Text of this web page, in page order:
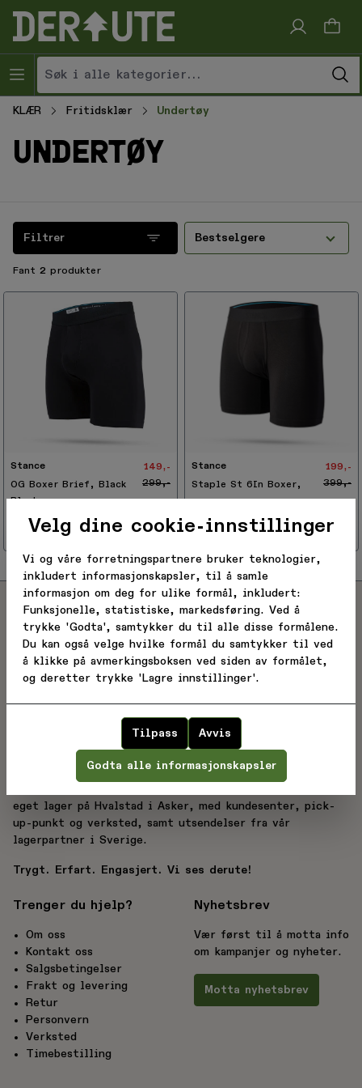
Hopp til innhold
KLÆR Fritidsklær Undertøy
undertøy
Filtrer Bestselgere
Fant 2 produkter
Stance
OG Boxer Brief, Black
149,-
299,-
Black
5+
på lager
Stance
Staple St 6In Boxer,
199,-
399,-
Black
Brattsport.no + BCsport.no = derute.no
Ny norsk nettbutikk bygget på erfaring, lidenskap og
Derute.no drives av BC Sport AS, med over 20 års
eget lager på Hvalstad i Asker, med kundesenter, pick-
up-punkt og verksted, samt utsendelser fra vår
lagerpartner i Sverige.
Trygt. Erfart. Engasjert. Vi ses derute!
Trenger du hjelp?
Om oss
Kontakt oss
Salgsbetingelser
Frakt og levering
Retur
Personvern
Verksted
Timebestilling
Nyhetsbrev
Vær først til å motta info
om kampanjer og nyheter.
Motta nyhetsbrev
Velg dine cookie-innstillinger
Vi og våre forretningspartnere bruker teknologier,
inkludert informasjonskapsler, til å samle
informasjon om deg for ulike formål, inkludert:
Funksjonelle, statistiske, markedsføring. Ved å
trykke 'Godta', samtykker du til alle disse formålene.
Du kan også velge hvilke formål du samtykker til ved
å klikke på avmerkingsboksen ved siden av formålet,
og deretter trykke 'Lagre innstillinger'.
Avvis
Tilpass
Godta alle informasjonskapsler